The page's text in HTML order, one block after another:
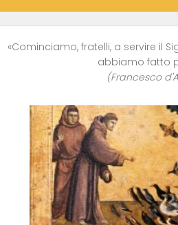
«Cominciamo, fratelli, a servire il
abbiamo fatto
(Francesco